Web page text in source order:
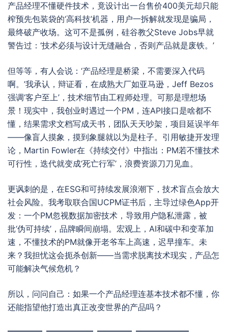
产品经理不懂硬件技术，竟设计出一台售价400美元却只能
榨预先包装袋的‘高科技’机器，用户一拆解就发现是骗局，
最终破产收场。这可不是孤例，硅谷教父Steve Jobs早就
警告过：‘技术必须与设计无缝融合，否则产品就是废铁。’
但等等，有人会说：‘产品经理是桥梁，不需要深入代码
啊。’我承认，辩证看，在成熟大厂如亚马逊，Jeff Bezos
强调‘客户至上’，技术细节由工程师处理。可那是理想场
景！现实中，我创业时遇过一个PM，连API接口是啥都不
懂，结果需求文档写成天书，团队天天吵架，项目延误半年
——像盲人摸象，摸到象腿就以为是柱子。引用敏捷开发理
论，Martin Fowler在《持续交付》中指出：PM若不懂技术
可行性，迭代就变成‘死亡行军’，浪费资源刀刀见血。
更讽刺的是，在ESG和可持续发展浪潮下，技术盲点会放大
社会风险。我考取联合国UCPM证书后，主导过绿色App开
发：一个PM忽视数据加密技术，导致用户隐私泄露，被
批‘伪可持续’，品牌瞬间崩塌。宏观上，AI和碳中和变革加
速，不懂技术的PM就像开老爷车上高速，迟早撞车。未
来？我担忧这会扼杀创新——当需求脱离技术现实，产品怎
可能解决气候危机？
所以，问问自己：如果一个产品经理连基本技术都不懂，你
还能指望他打造出真正改变世界的产品吗？